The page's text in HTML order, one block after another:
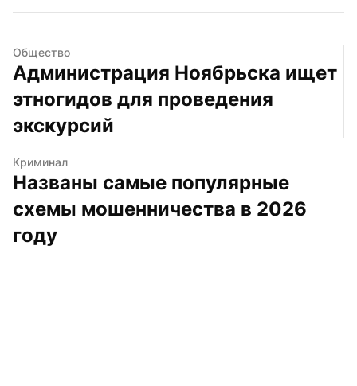
Общество
Администрация Ноябрьска ищет
этногидов для проведения
экскурсий
Криминал
Названы самые популярные
схемы мошенничества в 2026
году